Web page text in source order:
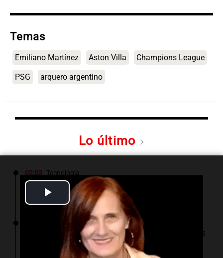
Play
Video
Temas
Emiliano Martínez Aston Villa Champions League
PSG arquero argentino
Lo último
02:03 Tecnología
Wacom presenta el MovinkPad 11: una tablet
accesible para artistas digitales
Tecnología
Investigadores alertan sobre vulnerabilidades
en la web polaca que afectan a hospitales y
aeropuertos